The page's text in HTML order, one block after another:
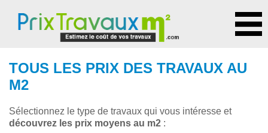
TOUS LES PRIX DES TRAVAUX AU
M2
Sélectionnez le type de travaux qui vous intéresse et
découvrez les prix moyens au m2 :